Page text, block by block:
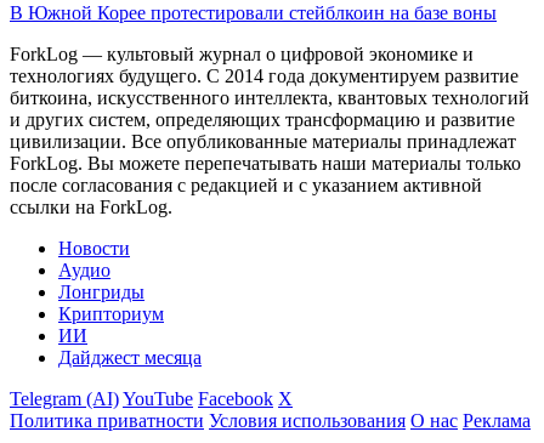
В Южной Корее протестировали стейблкоин на базе воны
ForkLog — культовый журнал о цифровой экономике и
технологиях будущего. С 2014 года документируем развитие
биткоина, искусственного интеллекта, квантовых технологий
и других систем, определяющих трансформацию и развитие
цивилизации. Все опубликованные материалы принадлежат
ForkLog. Вы можете перепечатывать наши материалы только
после согласования с редакцией и с указанием активной
ссылки на ForkLog.
Новости
Аудио
Лонгриды
Крипториум
ИИ
Дайджест месяца
Telegram (AI)YouTube Facebook X
Политика приватности Условия использования О нас Реклама